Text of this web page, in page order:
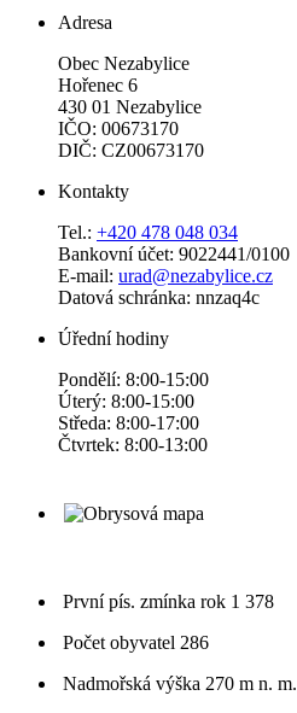
Adresa
Obec Nezabylice
Hořenec 6
430 01 Nezabylice
IČO: 00673170
DIČ: CZ00673170
Kontakty
Tel.: +420 478 048 034
Bankovní účet: 9022441/0100
E-mail: urad@nezabylice.cz
Datová schránka: nnzaq4c
Úřední hodiny
Pondělí: 8:00-15:00
Úterý: 8:00-15:00
Středa: 8:00-17:00
Čtvrtek: 8:00-13:00
První pís. zmínka rok 1 378
Počet obyvatel 286
Nadmořská výška 270 m n. m.